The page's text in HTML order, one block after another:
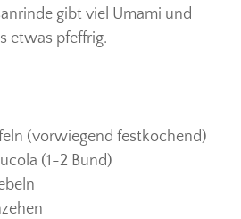
gibt viel Umami und
etwas pfeffrig.
(vorwiegend festkochend)
(1-2 Bund)